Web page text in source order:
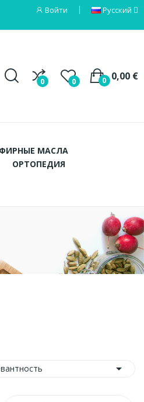
Войти Русский
0 0 0,00 €
0
МАСЛА
ОРТОПЕДИЯ
